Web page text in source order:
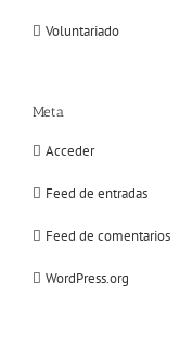
Voluntariado
Meta
Acceder
Feed de entradas
Feed de comentarios
WordPress.org